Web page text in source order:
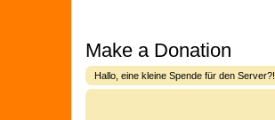
Make a Donation
Hallo, eine kleine Spende für den Server?!